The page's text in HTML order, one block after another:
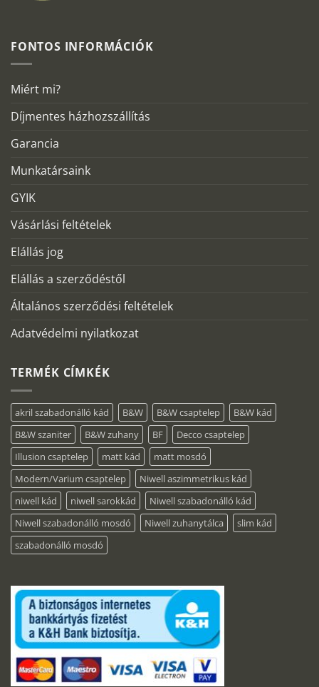
FONTOS INFORMÁCIÓK
Miért mi?
Díjmentes házhozszállítás
Garancia
Munkatársaink
GYIK
Vásárlási feltételek
Elállás jog
Elállás a szerződéstől
Általános szerződési feltételek
Adatvédelmi nyilatkozat
TERMÉK CÍMKÉK
akril szabadonálló kád B&W B&W csaptelep
B&W kád
B&W szaniter
B&W zuhany BF
Decco csaptelep
Illusion csaptelep
matt kád
matt mosdó
Modern/Varium csaptelep
Niwell aszimmetrikus kád
niwell kád
niwell sarokkád
Niwell szabadonálló kád
Niwell szabadonálló mosdó
Niwell zuhanytálca
slim kád
szabadonálló mosdó